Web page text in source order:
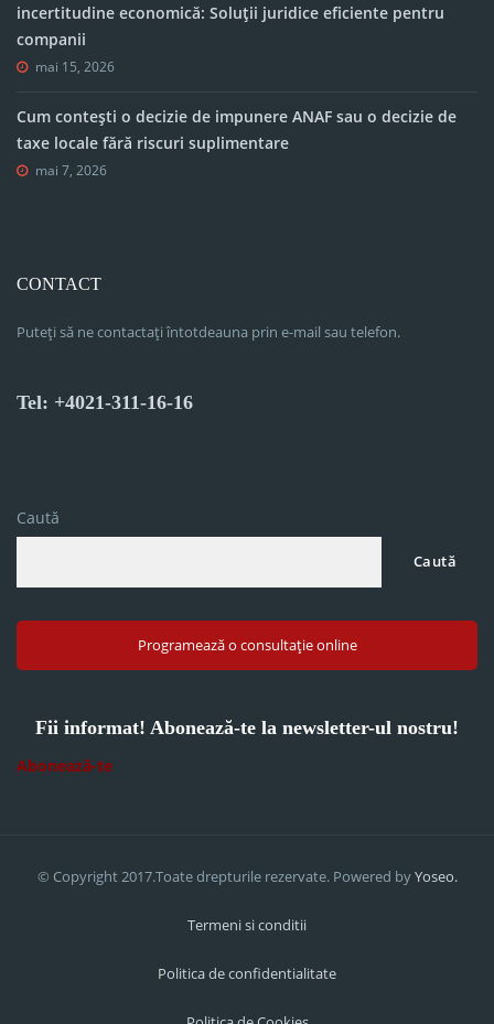
incertitudine economică: Soluții juridice eficiente pentru
companii
mai 15, 2026
Cum contești o decizie de impunere ANAF sau o decizie de
taxe locale fără riscuri suplimentare
mai 7, 2026
CONTACT
Puteți să ne contactați întotdeauna prin e-mail sau telefon.
Tel: +4021-311-16-16
Caută
Caută
Programează o consultație online
Fii informat! Abonează-te la newsletter-ul nostru!
Abonează-te
© Copyright 2017.Toate drepturile rezervate. Powered byYoseo.
Termeni si conditii
Politica de confidentialitate